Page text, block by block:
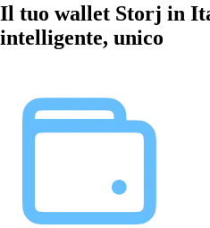
Il tuo wallet Storj in
intelligente, unico